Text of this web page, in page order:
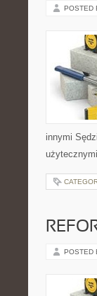
POSTED
innymi
POSTED